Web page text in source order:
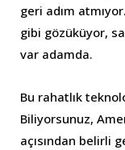
geri adım
gibi gözüküyor,
var adamda.
Bu rahatlık
Biliyorsunuz,
açısından belirli